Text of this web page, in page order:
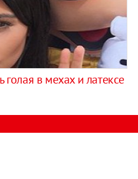
в мехах и латексе